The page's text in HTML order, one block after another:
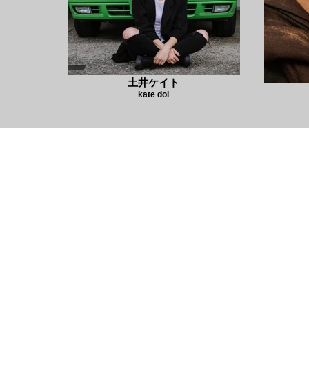
土井ケイト
kate doi